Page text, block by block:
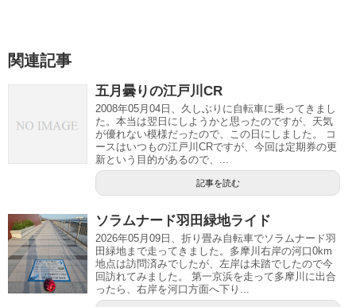
関連記事
五月曇りの江戸川CR
2008年05月04日、久しぶりに自転車に乗ってきまし
た。本当は翌日にしようかと思ったのですが、天気
が優れない模様だったので、この日にしました。 コ
ースはいつもの江戸川CRですが、今回は定期券の更
新という目的があるので、...
記事を読む
ソラムナード羽田緑地ライド
2026年05月09日、折り畳み自転車でソラムナード羽
田緑地まで走ってきました。多摩川右岸の河口0km
地点は訪問済みでしたが、左岸は未踏でしたので今
回訪れてみました。 第一京浜を走って多摩川に出合
ったら、右岸を河口方面へ下り...